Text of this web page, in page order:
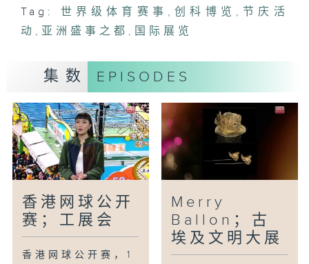
Tag: 世界级体育赛事 , 创科博览 , 节庆活
动 ,亚洲盛事之都 , 国际展览
集数 EPISODES
香港网球公开
赛；工展会
香港网球公开赛，1
Merry
Ballon；古
埃及文明大展